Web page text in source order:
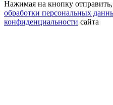
Нажимая на кнопку отправить,
обработки персональных
конфиденциальности сайта